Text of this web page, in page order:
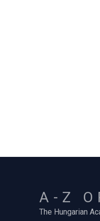
A-Z
The Hungarian